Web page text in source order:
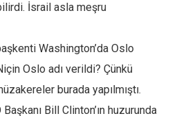
İsrail asla meşru
Washington’da Oslo
Oslo adı verildi? Çünkü
burada yapılmıştı.
Bill Clinton’ın huzurunda